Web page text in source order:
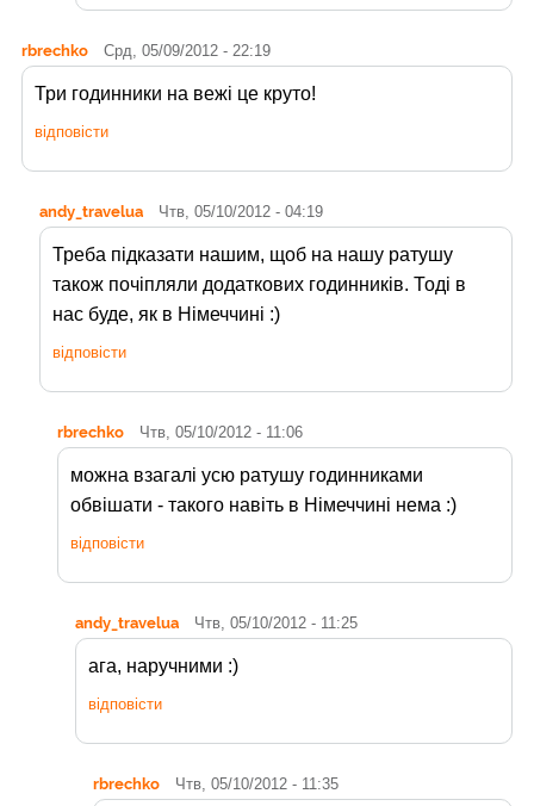
rbrechko Срд, 05/09/2012 - 22:19
Три годинники на вежі це круто!
відповісти
andy_travelua Чтв, 05/10/2012 - 04:19
Треба підказати нашим, щоб на нашу ратушу
також почіпляли додаткових годинників. Тоді в
нас буде, як в Німеччині :)
відповісти
rbrechko Чтв, 05/10/2012 - 11:06
можна взагалі усю ратушу годинниками
обвішати - такого навіть в Німеччині нема :)
відповісти
andy_travelua Чтв, 05/10/2012 - 11:25
ага, наручними :)
відповісти
rbrechko Чтв, 05/10/2012 - 11:35